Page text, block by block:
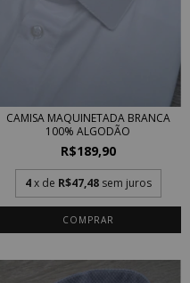
CAMISA MAQUINETADA BRANCA
100% ALGODÃO
R$189,90
4 x de R$47,48 sem juros
COMPRAR